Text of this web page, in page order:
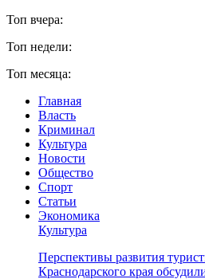
Топ вчера:
Топ недели:
Топ месяца:
Главная
Власть
Криминал
Культура
Новости
Общество
Спорт
Статьи
Экономика
Культура
Перспективы развития
Краснодарского края